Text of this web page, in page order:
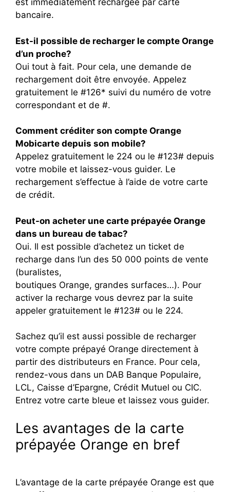
est immédiatement rechargée par carte
bancaire.
Est-il possible de recharger le compte Orange
d’un proche?
Oui tout à fait. Pour cela, une demande de
rechargement doit être envoyée. Appelez
gratuitement le #126* suivi du numéro de votre
correspondant et de #.
Comment créditer son compte Orange
Mobicarte depuis son mobile?
Appelez gratuitement le 224 ou le #123# depuis
votre mobile et laissez-vous guider. Le
rechargement s’effectue à l’aide de votre carte
de crédit.
Peut-on acheter une carte prépayée Orange
dans un bureau de tabac?
Oui. Il est possible d’achetez un ticket de
recharge dans l’un des 50 000 points de vente
(buralistes,
boutiques Orange, grandes surfaces…). Pour
activer la recharge vous devrez par la suite
appeler gratuitement le #123# ou le 224.
Sachez qu’il est aussi possible de recharger
votre compte prépayé Orange directement à
partir des distributeurs en France. Pour cela,
rendez-vous dans un DAB Banque Populaire,
LCL, Caisse d’Epargne, Crédit Mutuel ou CIC.
Entrez votre carte bleue et laissez vous guider.
Les avantages de la carte
prépayée Orange en bref
L’avantage de la carte prépayée Orange est que